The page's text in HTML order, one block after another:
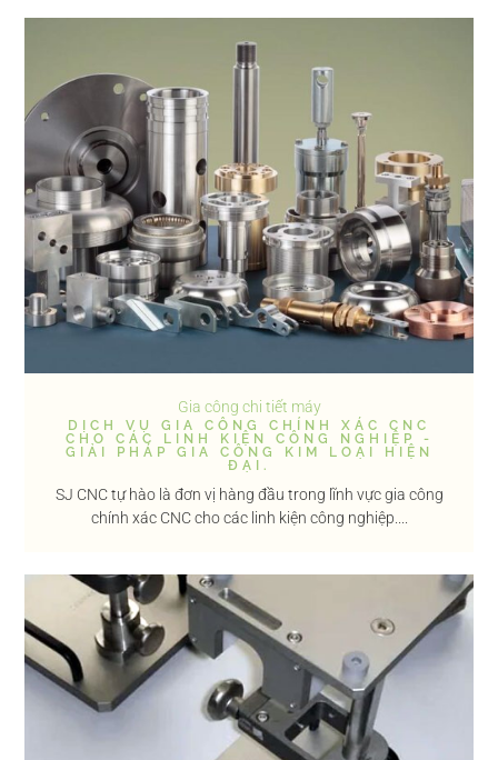
Gia công chi tiết máy
DỊCH VỤ GIA CÔNG CHÍNH XÁC CNC
CHO CÁC LINH KIỆN CÔNG NGHIỆP -
GIẢI PHÁP GIA CÔNG KIM LOẠI HIỆN
ĐẠI.
SJ CNC tự hào là đơn vị hàng đầu trong lĩnh vực gia công
chính xác CNC cho các linh kiện công nghiệp....